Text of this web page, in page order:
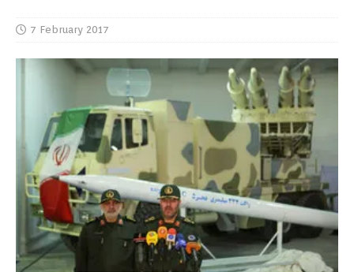
7 February 2017